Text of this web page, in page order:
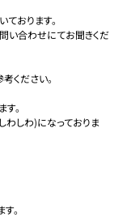
おります。
い合わせにてお聞きくだ
ください。
。
わしわ)になっておりま
。